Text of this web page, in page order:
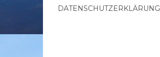
DATENSCHUTZERKLÄRUNG